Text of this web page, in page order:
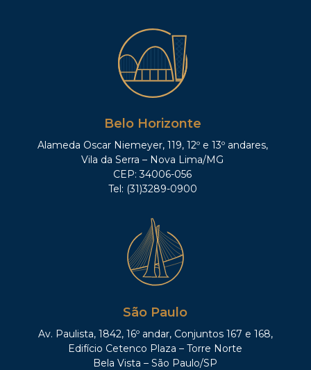
Belo Horizonte
Alameda Oscar Niemeyer, 119, 12º e 13º andares,
Vila da Serra – Nova Lima/MG
CEP: 34006-056
Tel: (31)3289-0900
São Paulo
Av. Paulista, 1842, 16º andar, Conjuntos 167 e 168,
Edifício Cetenco Plaza – Torre Norte
Bela Vista – São Paulo/SP